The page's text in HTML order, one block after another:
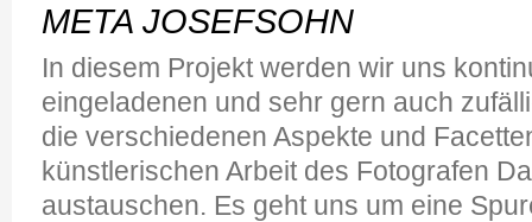
META JOSEFSOHN
In diesem Projekt werden wir uns
eingeladenen und sehr gern auch
die verschiedenen Aspekte und
künstlerischen Arbeit des Fotografen
austauschen. Es geht uns um eine